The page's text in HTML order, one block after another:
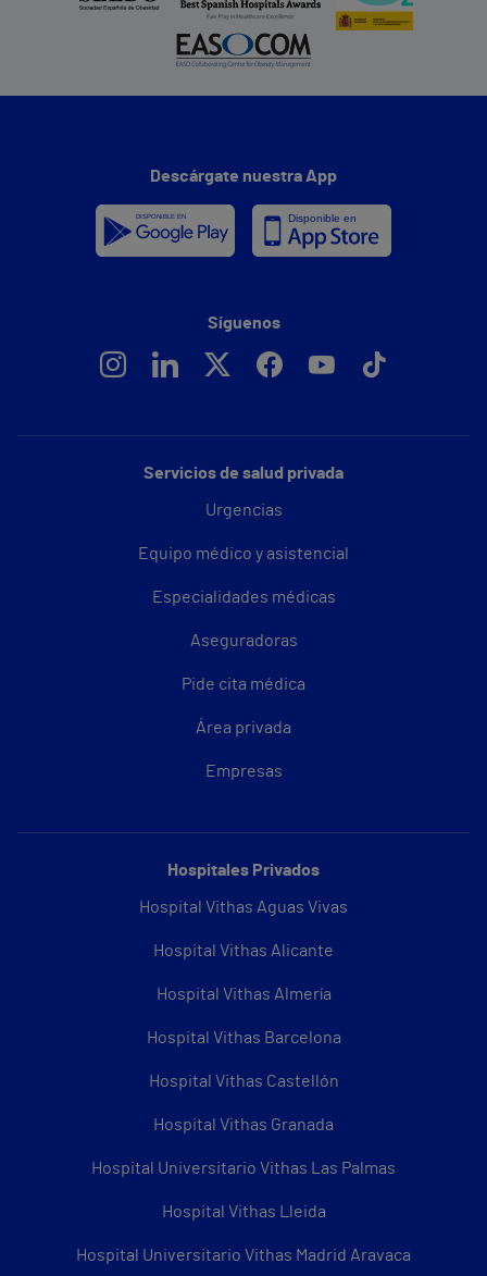
Servicios de salud privada
Urgencias
Equipo médico y asistencial
Especialidades médicas
Aseguradoras
Pide cita médica
Área privada
Empresas
Hospitales Privados
Hospital Vithas Aguas Vivas
Hospital Vithas Alicante
Hospital Vithas Almería
Hospital Vithas Barcelona
Hospital Vithas Castellón
Hospital Vithas Granada
Hospital Universitario Vithas Las Palmas
Hospital Vithas Lleida
Hospital Universitario Vithas Madrid Aravaca
Descárgate nuestra App
Síguenos